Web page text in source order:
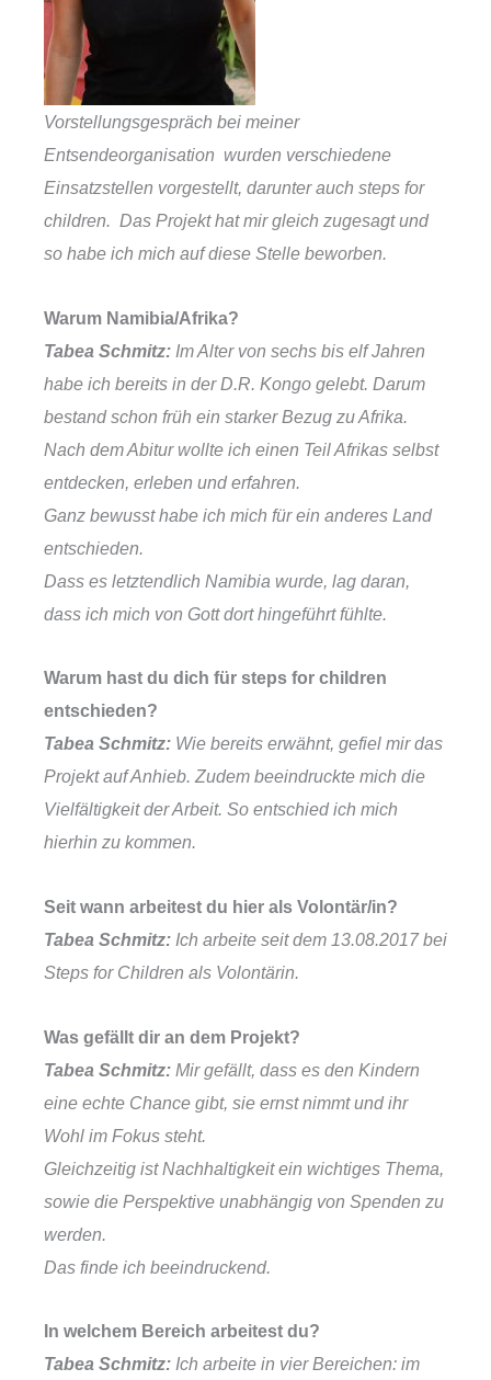
Vorstellungsgespräch bei meiner
Entsendeorganisation wurden verschiedene
Einsatzstellen vorgestellt, darunter auch steps for
children. Das Projekt hat mir gleich zugesagt und
so habe ich mich auf diese Stelle beworben.
Warum Namibia/Afrika?
Tabea Schmitz: Im Alter von sechs bis elf Jahren
habe ich bereits in der D.R. Kongo gelebt. Darum
bestand schon früh ein starker Bezug zu Afrika.
Nach dem Abitur wollte ich einen Teil Afrikas selbst
entdecken, erleben und erfahren.
Ganz bewusst habe ich mich für ein anderes Land
entschieden.
Dass es letztendlich Namibia wurde, lag daran,
dass ich mich von Gott dort hingeführt fühlte.
Warum hast du dich für steps for children
entschieden?
Tabea Schmitz: Wie bereits erwähnt, gefiel mir das
Projekt auf Anhieb. Zudem beeindruckte mich die
Vielfältigkeit der Arbeit. So entschied ich mich
hierhin zu kommen.
Seit wann arbeitest du hier als Volontär/in?
Tabea Schmitz: Ich arbeite seit dem 13.08.2017 bei
Steps for Children als Volontärin.
Was gefällt dir an dem Projekt?
Tabea Schmitz: Mir gefällt, dass es den Kindern
eine echte Chance gibt, sie ernst nimmt und ihr
Wohl im Fokus steht.
Gleichzeitig ist Nachhaltigkeit ein wichtiges Thema,
sowie die Perspektive unabhängig von Spenden zu
werden.
Das finde ich beeindruckend.
In welchem Bereich arbeitest du?
Tabea Schmitz: Ich arbeite in vier Bereichen: im